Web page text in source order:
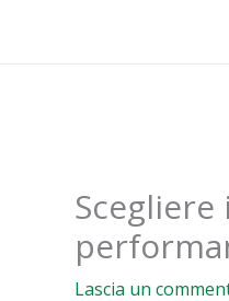
Lascia un